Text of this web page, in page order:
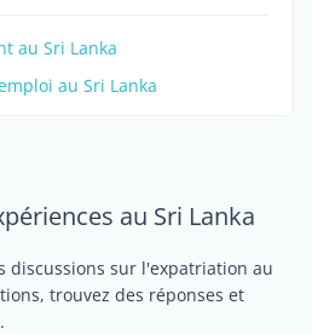
au Sri Lanka
au Sri Lanka
au Sri Lanka
discussions sur l'expatriation au
trouvez des réponses et